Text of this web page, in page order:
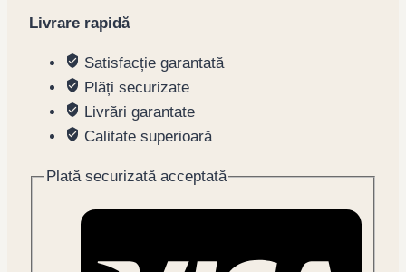
Livrare rapidă
Satisfacție garantată
Plăți securizate
Livrări garantate
Calitate superioară
Plată securizată acceptată